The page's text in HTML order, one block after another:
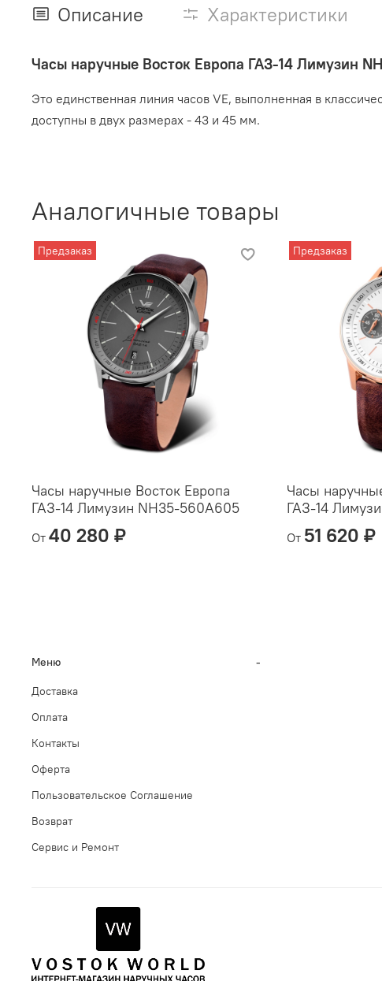
Описание Характеристики
Часы наручные Восток Европа ГАЗ-14 Лимузин
Это единственная линия часов VE, выполненная в
доступны в двух размерах - 43 и 45 мм.
Аналогичные товары
Предзаказ
Часы наручные Восток Европа
ГАЗ-14 Лимузин NH35-560A605
От 40 280 ₽
Предзаказ
Часы
ГАЗ-14
От 51 620 ₽
Меню
Доставка
Оплата
Контакты
Оферта
Пользовательское Соглашение
Возврат
Сервис и Ремонт
-